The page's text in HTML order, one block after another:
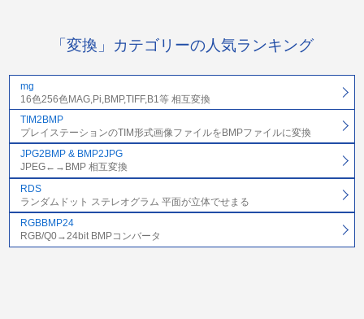
「変換」カテゴリーの人気ランキング
mg
16色256色MAG,Pi,BMP,TIFF,B1等 相互変換
TIM2BMP
プレイステーションのTIM形式画像ファイルをBMPファイルに変換
JPG2BMP & BMP2JPG
JPEG←→BMP 相互変換
RDS
ランダムドット ステレオグラム 平面が立体でせまる
RGBBMP24
RGB/Q0→24bit BMPコンバータ